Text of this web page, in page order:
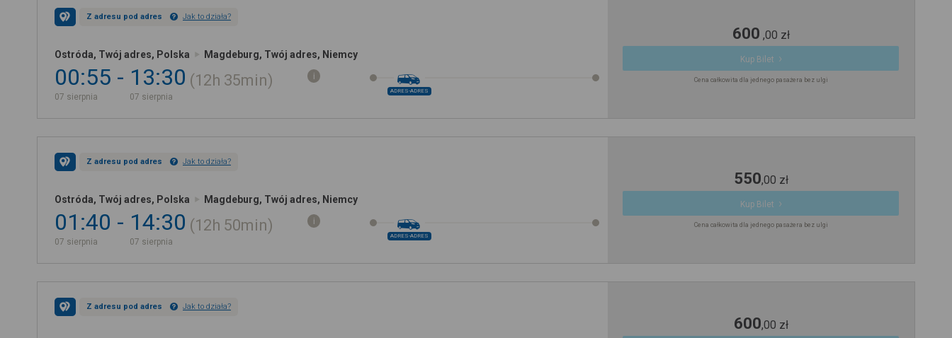
Z adresu pod adres Jak to działa?
Ostróda, Twój adres, Polska Magdeburg, Twój adres, Niemcy
00:55
07 sierpnia
13:30
07 sierpnia
12h 35min
ADRES-ADRES
600 ,00 zł
Kup Bilet
Cena całkowita dla jednego pasażera bez ulgi
Z adresu pod adres Jak to działa?
Ostróda, Twój adres, Polska Magdeburg, Twój adres, Niemcy
01:40
07 sierpnia
14:30
07 sierpnia
12h 50min
ADRES-ADRES
550,00 zł
Kup Bilet
Cena całkowita dla jednego pasażera bez ulgi
Z adresu pod adres Jak to działa?
600,00 zł